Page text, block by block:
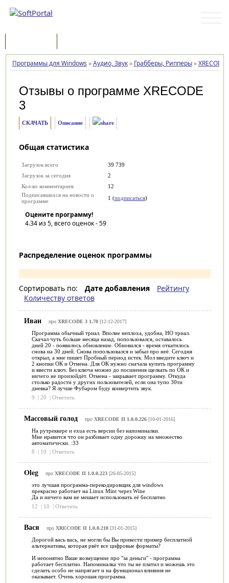
Программы для Windows »Аудио, Звук» Грабберы, Рипперы»XRECODE
Отзывы о программе XRECODE
3
СКАЧАТЬ Описание
Общая статистика
Загрузок всего
39 739
Загрузок за сегодня
2
Кол-во комментариев
12
Подписавшихся на новости о
программе
1 (подписаться)
Оцените программу!
4.34из 5, всего оценок -59
Распределение оценок программы
Сортировать по: Дате добавления
Рейтингу
Количеству ответов
Иван про XRECODE 3 1.70[12-12-2017]
Программа обычный триал. Вполне неплоха, удобна, НО триал.
Скачал чуть больше месяца назад, попользовался, оставалось
дней 20 - появилось обновление. Обновился - время откатилось
снова на 30 дней. Снова попользовался и забыл про неё. Сегодня
открыл, а мне пишет Пробный период истек. Мол введите ключ и
2 кнопки ОК и Отмена. Для ОК нужно сначала купить программу
и ввести ключ. Без ключа можно до посинения щелкать по ОК и
ничего не произойдёт. Отмена - закрывает программу. Откуда
столько радости у других пользователей, если она тупо 30ти
дневка? Я лучше Фубаром буду конвертить звук.
9
| 20 | Ответить
Массовый голод про XRECODE II 1.0.0.226[10-01-2016]
На рутреккере и exua есть версии без напоминалки.
Мне нравится что он разбивает одну дорожку на множество
автоматически. :33
8
| 10 | Ответить
Oleg про XRECODE II 1.0.0.223[26-05-2015]
это лучшая программа-перекодировщик для windows
прекрасно работает на Linux Mint через Wine
Да и ничего вам не мешает использовать её бесплатно
12
| 10 | Ответить
Вася про XRECODE II 1.0.0.218[31-01-2015]
Дорогой вась вась, не могли бы Вы привести пример бесплатной
альтернативы, которая рвёт все цифровые форматы?
И непонятно Ваше возмущение про "за деньги" - программа
работает бесплатно. Напоминалка что ты не платил и можешь это
сделать особо не напрягает и на функционал влияния не
оказывает. Очень хорошая программа.